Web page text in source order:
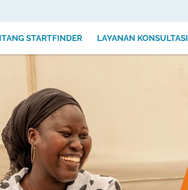
STARTFINDER LAYANAN KONSULTASI